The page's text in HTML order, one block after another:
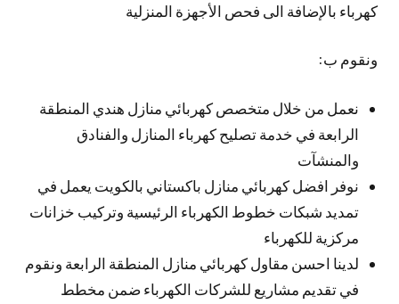
كهرباء بالإضافة الى فحص الأجهزة المنزلية
ونقوم ب:
نعمل من خلال متخصص كهربائي منازل هندي المنطقة
الرابعة في خدمة تصليح كهرباء المنازل والفنادق
والمنشآت
نوفر افضل كهربائي منازل باكستاني بالكويت يعمل في
تمديد شبكات خطوط الكهرباء الرئيسية وتركيب خزانات
مركزية للكهرباء
لدينا احسن مقاول كهربائي منازل المنطقة الرابعة ونقوم
في تقديم مشاريع للشركات الكهرباء ضمن مخطط